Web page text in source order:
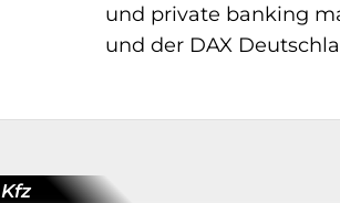
und private banking
und der DAX
Kfz